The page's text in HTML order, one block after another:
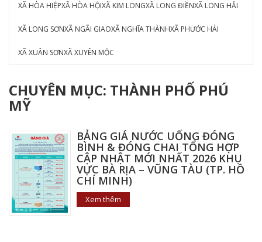
XÃ HÒA HIỆPXÃ HÒA HỘIXÃ KIM LONGXÃ LONG ĐIỀNXÃ LONG HẢI
XÃ LONG SƠNXÃ NGÃI GIAOXÃ NGHĨA THÀNHXÃ PHƯỚC HẢI
XÃ XUÂN SƠNXÃ XUYÊN MỘC
CHUYÊN MỤC: THÀNH PHỐ PHÚ
MỸ
BẢNG GIÁ NƯỚC UỐNG ĐÓNG
BÌNH & ĐÓNG CHAI TỔNG HỢP
CẬP NHẬT MỚI NHẤT 2026 KHU
VỰC BÀ RỊA – VŨNG TÀU (TP. HỒ
CHÍ MINH)
Xem thêm